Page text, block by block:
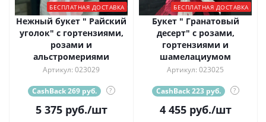
БЕСПЛАТНАЯ ДОСТАВКА
Нежный букет " Райский
уголок" с гортензиями,
розами и
альстромериями
Артикул: 023029
CashBack 269 руб. ?
5 375руб./шт
БЕСПЛАТНАЯ ДОСТАВКА
Букет " Гранатовый
десерт" с розами,
гортензиями и
шамелациумом
Артикул: 023025
CashBack 223 руб. ?
4 455руб./шт